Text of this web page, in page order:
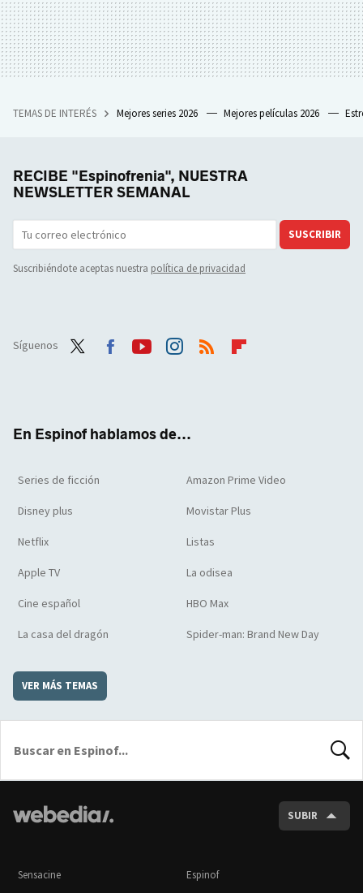
TEMAS DE INTERÉS Mejores series 2026 Mejores películas 2026
RECIBE "Espinofrenia", NUESTRA
NEWSLETTER SEMANAL
SUSCRIBIR
Suscribiéndote aceptas nuestra política de privacidad
Síguenos
En Espinof hablamos de...
Series de ficción Amazon Prime Video
Disney plus Movistar Plus
Netflix Listas
Apple TV La odisea
Cine español HBO Max
La casa del dragón Spider-man: Brand New Day
VER MÁS TEMAS
SUBIR
Sensacine Espinof